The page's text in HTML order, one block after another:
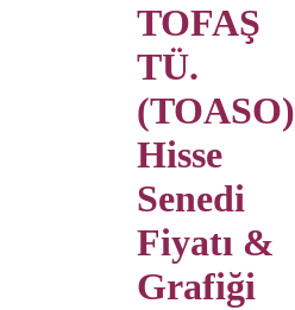
TOFAŞ
TÜ.
(TOASO)
Hisse
Senedi
Fiyatı &
Grafiği